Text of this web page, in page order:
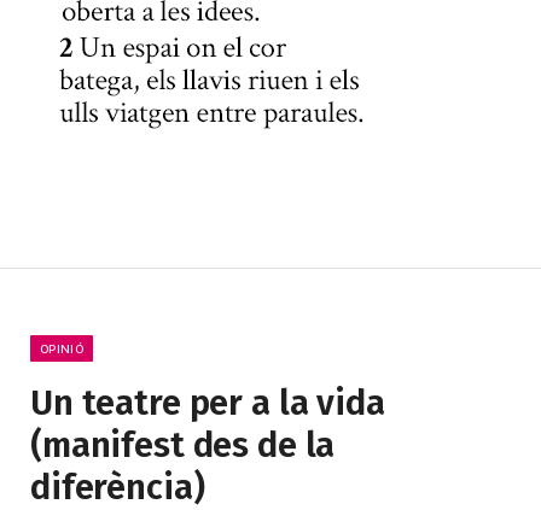
OPINIÓ
Un teatre per a la vida
(manifest des de la
diferència)